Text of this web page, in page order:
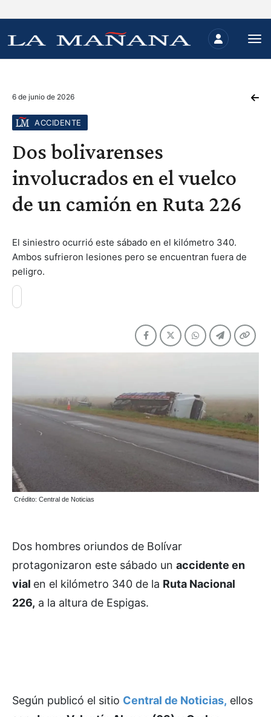
6 de junio de 2026
ACCIDENTE
Dos bolivarenses
involucrados en el vuelco
de un camión en Ruta 226
El siniestro ocurrió este sábado en el kilómetro 340.
Ambos sufrieron lesiones pero se encuentran fuera de
peligro.
Crédito: Central de Noticias
Dos hombres oriundos de Bolívar
protagonizaron este sábado un accidente en
vial en el kilómetro 340 de la Ruta Nacional
226, a la altura de Espigas.
Según publicó el sitio Central de Noticias, ellos